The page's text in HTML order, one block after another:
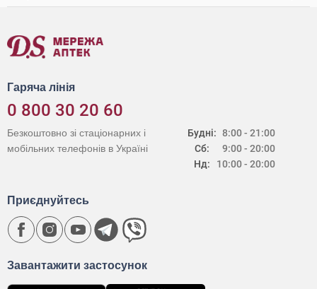
Гаряча лінія
0 800 30 20 60
Будні:
Сб:
Нд:
8:00 - 21:00
9:00 - 20:00
10:00 - 20:00
Безкоштовно зі стаціонарних і
мобільних телефонів в Україні
Завантажити застосунок
Приєднуйтесь